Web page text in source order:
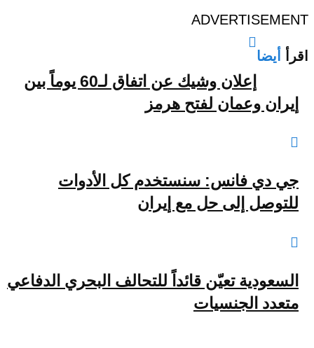
ADVERTISEMENT
اقرأ أيضا
إعلان وشيك عن اتفاق لـ60 يوماً بين
إيران وعمان لفتح هرمز
جي دي فانس: سنستخدم كل الأدوات
للتوصل إلى حل مع إيران
السعودية تعيّن قائداً للتحالف البحري الدفاعي
متعدد الجنسيات